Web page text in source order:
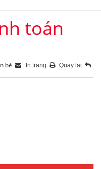
toán
bè In trang Quay lại